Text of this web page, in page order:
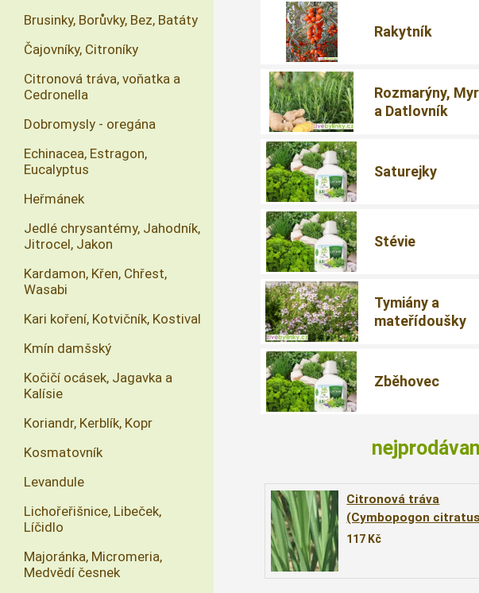
Rakytník
Rozmarýny,
a Datlovník
Saturejky
Stévie
Tymiány a
mateřídoušky
Zběhovec
Citronová tráva
(Cymbopogon
117 Kč
Brusinky, Borůvky, Bez, Batáty
Čajovníky, Citroníky
Citronová tráva, voňatka a
Cedronella
Dobromysly - oregána
Echinacea, Estragon,
Eucalyptus
Heřmánek
Jedlé chrysantémy, Jahodník,
Jitrocel, Jakon
Kardamon, Křen, Chřest,
Wasabi
Kari koření, Kotvičník, Kostival
Kmín damšský
Kočičí ocásek, Jagavka a
Kalísie
Koriandr, Kerblík, Kopr
Kosmatovník
Levandule
Lichořeřišnice, Libeček,
Líčidlo
Majoránka, Micromeria,
Medvědí česnek